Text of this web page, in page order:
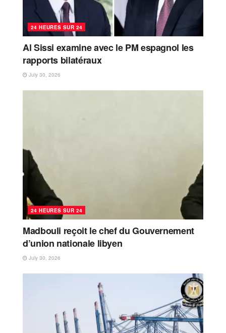
24 HEURES SUR 24
Al Sissi examine avec le PM espagnol les
rapports bilatéraux
July 30, 2026
24 HEURES SUR 24
Madbouli reçoit le chef du Gouvernement
d’union nationale libyen
July 30, 2026